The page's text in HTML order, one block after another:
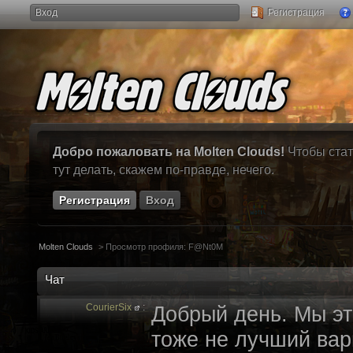
Вход Регистрация
Добро пожаловать на Molten Clouds! Чтобы
тут делать, скажем по-правде, нечего.
Регистрация Вход
Molten Clouds > Просмотр профиля: F@Nt0M
Чат
CourierSix : Добрый день. Мы
тоже не лучший